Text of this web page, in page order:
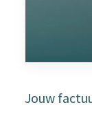
Jouw